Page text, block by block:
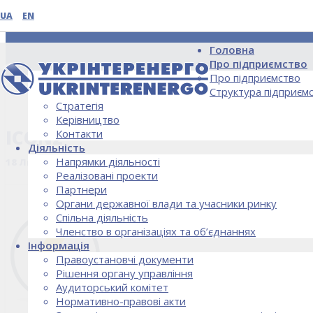
UA EN
Головна
Про підприємство
Про підприємство
Структура
Стратегія
Керівництво
Контакти
Діяльність
Напрямки діяльності
Реалізовані проекти
Партнери
Органи державної влади та учасники ринку
Спільна діяльність
Членство в організаціях та об’єднаннях
Інформація
Правоустановчі документи
Рішення органу управління
Аудиторський комітет
Нормативно-правові акти
НОВИНИ
ICON2
18 Липня, 2018